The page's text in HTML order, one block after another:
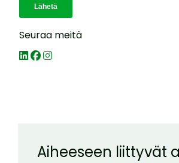
Seuraa meitä
Aiheeseen liittyvät